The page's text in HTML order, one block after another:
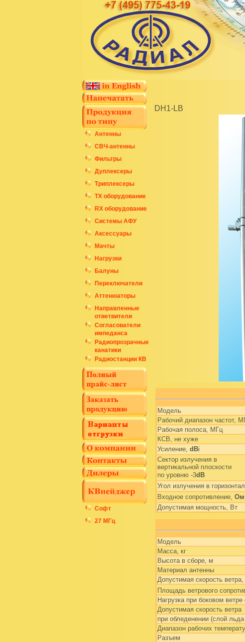
Антенны
СВЧ-антенны
Фильтры
Дуплексеры
Триплексеры
ТХ оборудование
RX оборудование
Системы АФУ
Аксессуары
Мачты
Нагрузки
Балуны
Переключатели
Аттенюаторы
Направленные
ответвители
Согласователи
импеданса
Радиопрозрачные
канатики
Радиостанции КВ
Софт
27 МГц
DH1-LB
Модель
Рабочий диапазон частот,
Рабочая полоса, МГц
КСВ, не хуже
Усиление, dBi
Сектор излучения в
вертикальной плоскости
по уровню -3dB
Угол излучения в
Входное сопротивление, Ом
Допустимая мощность, Вт
Модель
Масса, кг
Высота в сборе, м
Материал антенны
Допустимая скорость
Площадь ветрового
Нагрузка при боковом
Допустимая скорость ветра
при обледенении (слой
Диапазон рабочих
Разъем